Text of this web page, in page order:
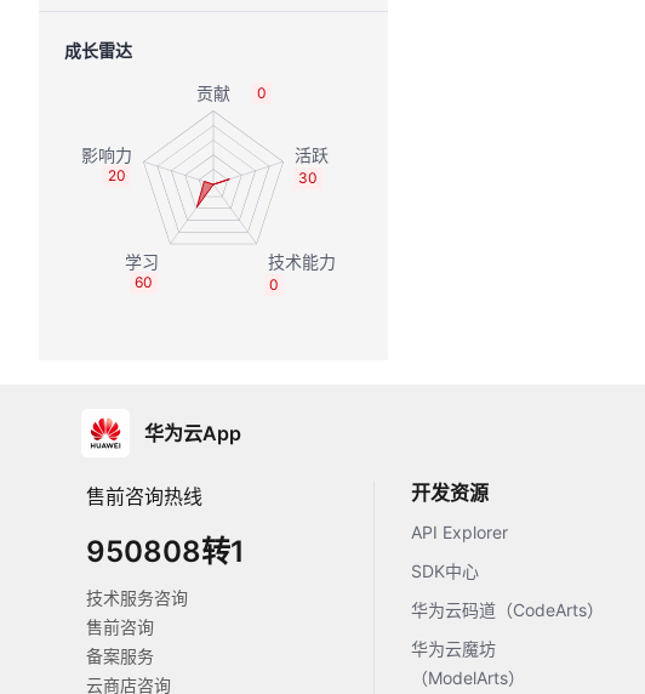
成长雷达
0
30
0
60
20
华为云App
售前咨询热线
950808转1
技术服务咨询
售前咨询
备案服务
云商店咨询
开发资源
API Explorer
SDK中心
华为云码道（CodeArts）
华为云魔坊
（ModelArts）